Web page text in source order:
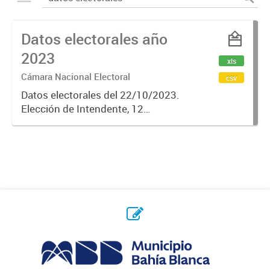
Datos electorales año
2023
Cámara Nacional Electoral
Datos electorales del 22/10/2023.
Elección de Intendente, 12
Concejales y 5 Consejeros
xls
csv